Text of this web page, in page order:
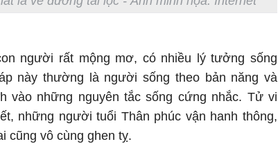
người rất mộng mơ, có nhiều lý tưởng sống
này thường là người sống theo bản năng và
vào những nguyên tắc sống cứng nhắc. Tử vi
những người tuổi Thân phúc vận hanh thông,
cũng vô cùng ghen tỵ.